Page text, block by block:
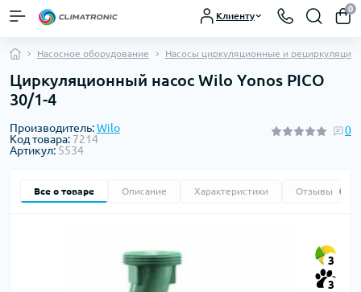
Клиенту
0
Насосное оборудование Насосы циркуляционные и
Циркуляционный насос Wilo Yonos PICO
30/1-4
Производитель:Wilo
Код товара: 7214
Артикул: 5534
0
Все о товаре Описание Характеристики Отзывы
3
3